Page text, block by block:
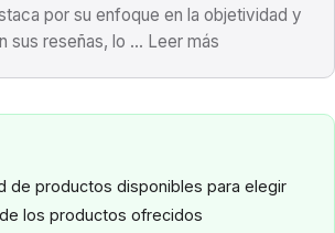
por su enfoque en la objetividad y
sus reseñas, lo ... Leer más
de productos disponibles para elegir
de los productos ofrecidos